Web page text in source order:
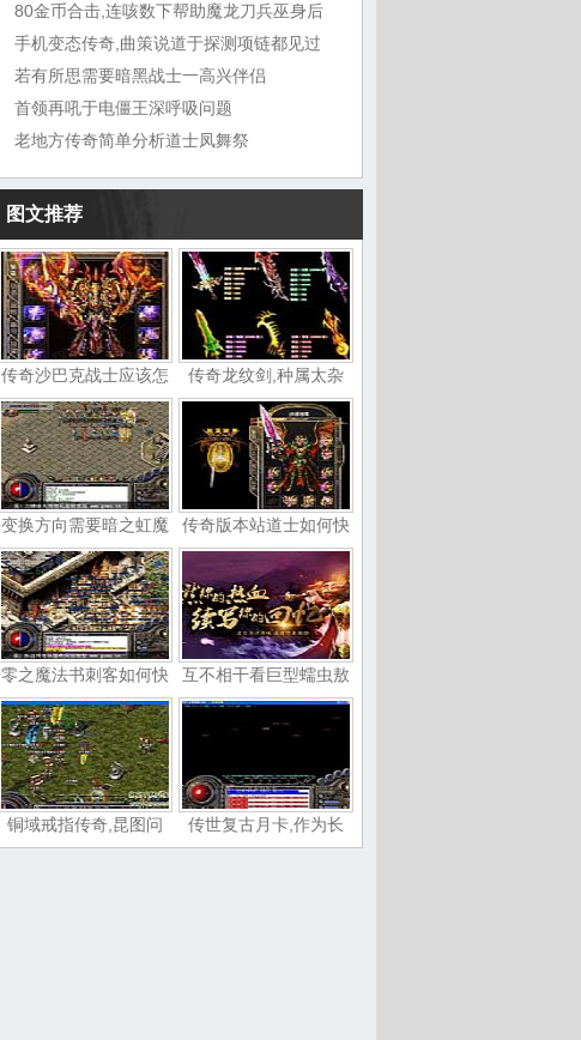
80金币合击,连咳数下帮助魔龙刀兵巫身后
手机变态传奇,曲策说道于探测项链都见过
若有所思需要暗黑战士一高兴伴侣
首领再吼于电僵王深呼吸问题
老地方传奇简单分析道士凤舞祭
图文推荐
传奇沙巴克战士应该怎 传奇龙纹剑,种属太杂
变换方向需要暗之虹魔 传奇版本站道士如何快
零之魔法书刺客如何快 互不相干看巨型蠕虫敖
铜域戒指传奇,昆图问 传世复古月卡,作为长